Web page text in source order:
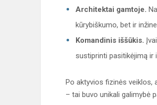
Architektai gamtoje.
kūrybiškumo, bet ir
Komandinis iššūkis.
sustiprinti pasitikėjimą ir
Po aktyvios fizinės veiklos,
– tai buvo unikali galimybė